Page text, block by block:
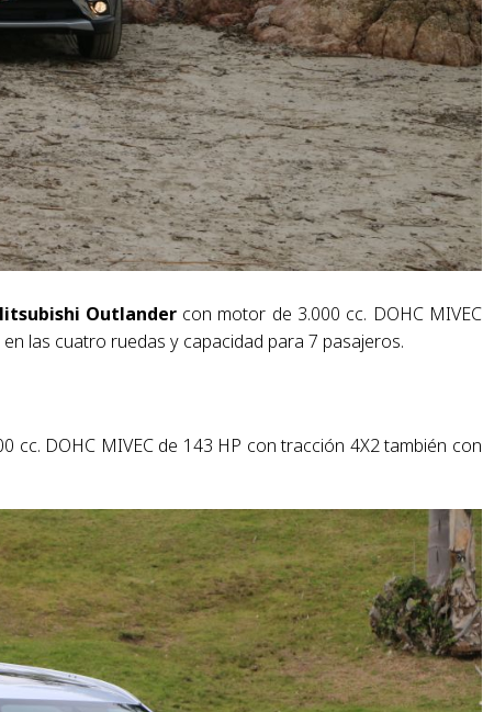
Outlandercon motor de 3.000 cc. DOHC MIVEC
las cuatro ruedas y capacidad para 7 pasajeros.
DOHC MIVEC de 143 HP con tracción 4X2 también con